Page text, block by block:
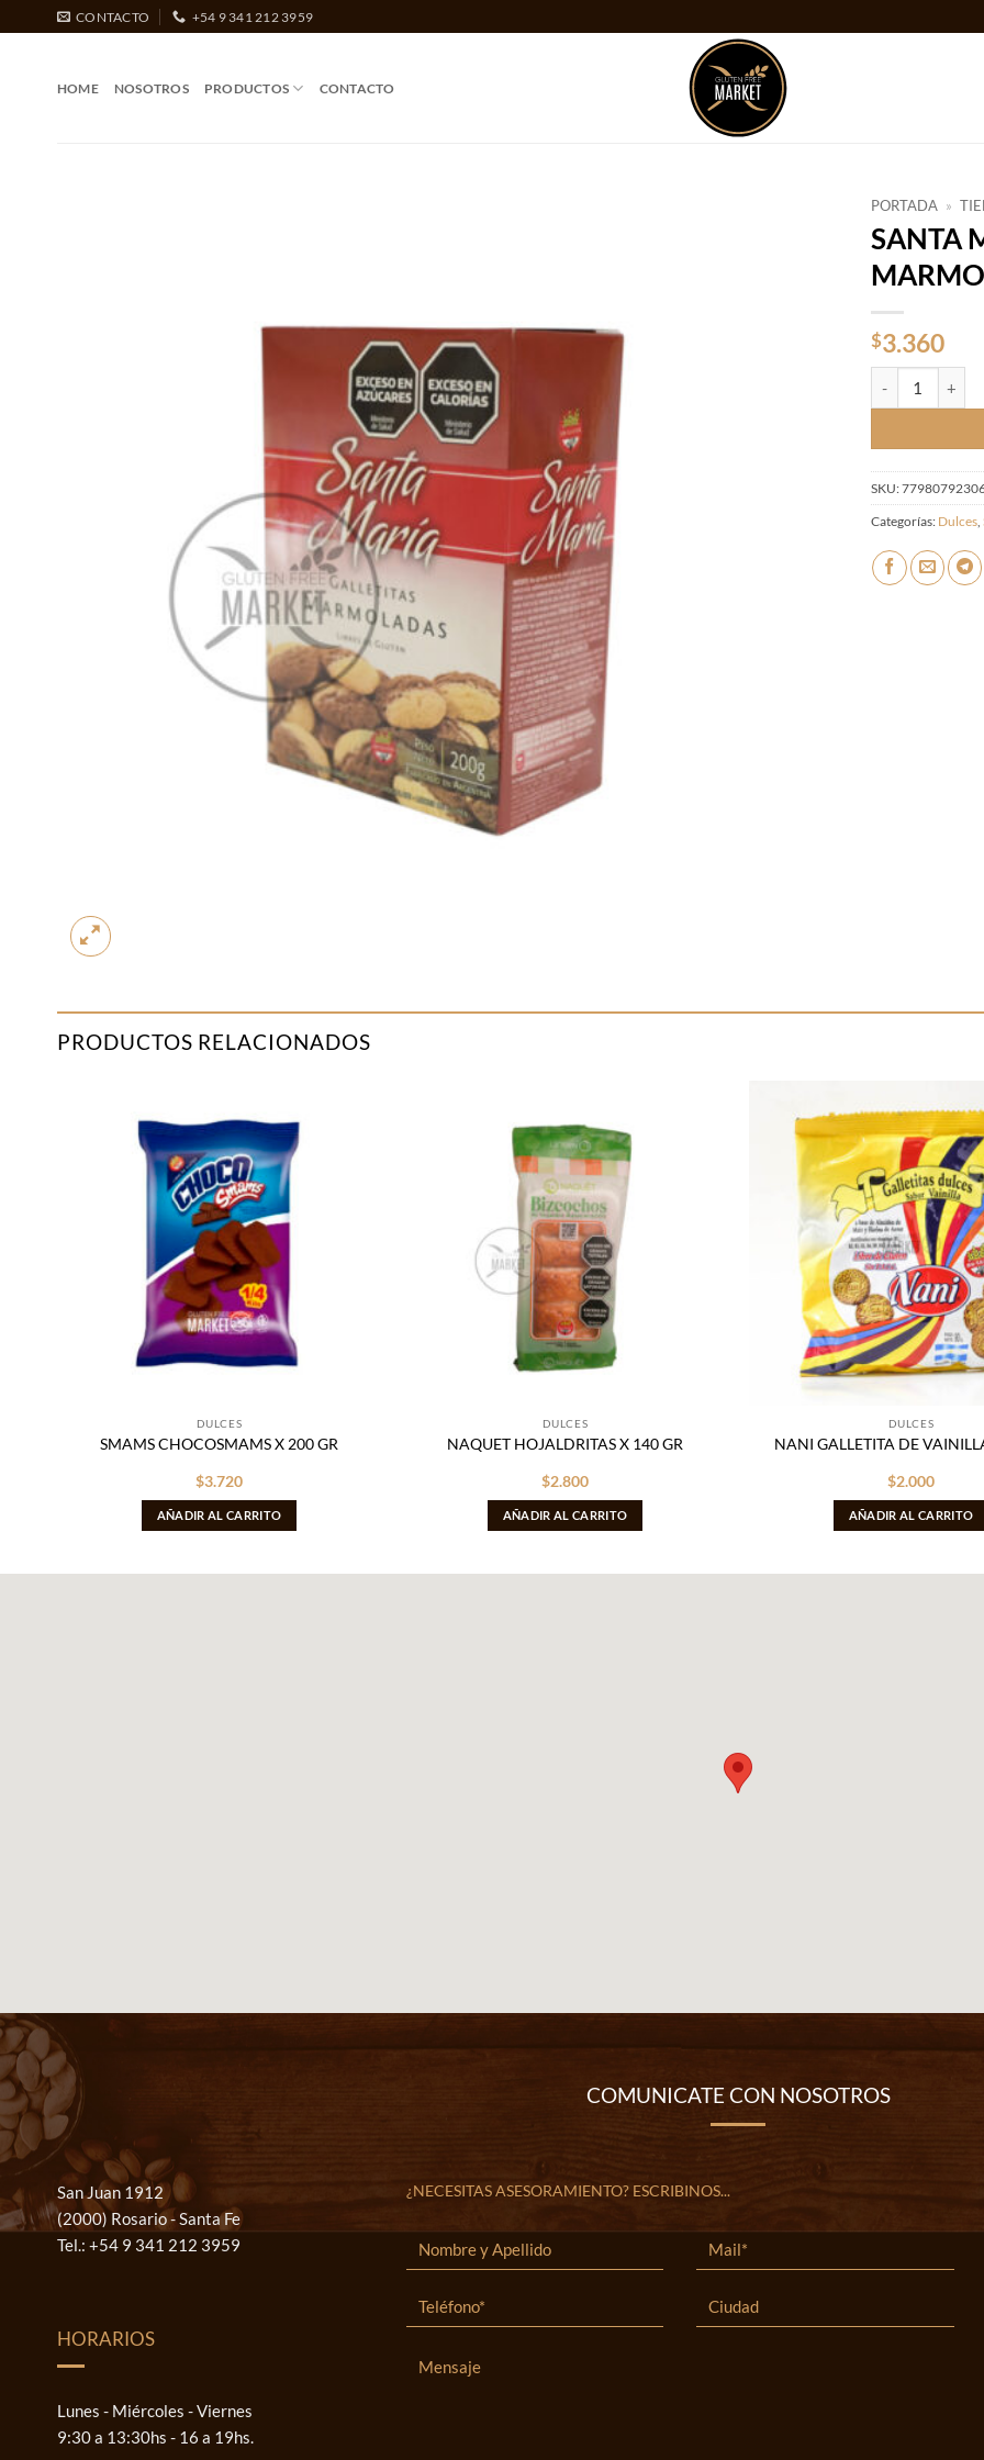
al
CONTACTO +54 9 341 212 3959
HOME NOSOTROS PRODUCTOS CONTACTO
PORTADA »
SANTA
$3.360
SKU:
Categorías: Dulces,
PRODUCTOS RELACIONADOS
DULCES
SMAMS CHOCOSMAMS X 200 GR
$3.720
AÑADIR AL CARRITO
DULCES
NAQUET HOJALDRITAS X 140 GR
$2.800
AÑADIR AL CARRITO
DULCES
NANI GALLETITA DE
$2.000
AÑADIR AL CARRITO
COMUNICATE CON NOSOTROS
San Juan 1912
(2000) Rosario - Santa Fe
Tel.: +54 9 341 212 3959
HORARIOS
Lunes - Miércoles - Viernes
9:30 a 13:30hs - 16 a 19hs.
¿NECESITAS ASESORAMIENTO? ESCRIBINOS...